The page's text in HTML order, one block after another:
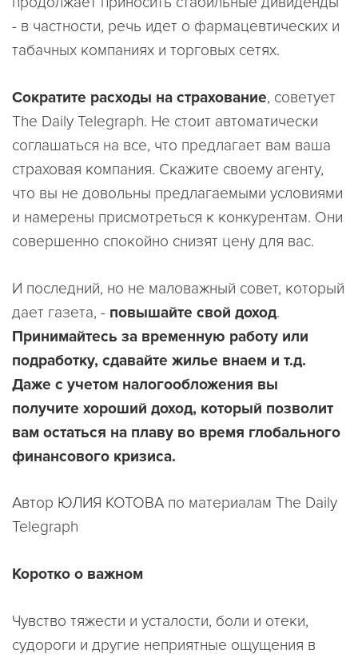
- в частности, речь идет о фармацевтических и
табачных компаниях и торговых сетях.
Сократите расходы на страхование, советует
The Daily Telegraph. Не стоит автоматически
соглашаться на все, что предлагает вам ваша
страховая компания. Скажите своему агенту,
что вы не довольны предлагаемыми условиями
и намерены присмотреться к конкурентам. Они
совершенно спокойно снизят цену для вас.
И последний, но не маловажный совет, который
дает газета, - повышайте свой доход.
Принимайтесь за временную работу или
подработку, сдавайте жилье внаем и т.д.
Даже с учетом налогообложения вы
получите хороший доход, который позволит
вам остаться на плаву во время глобального
финансового кризиса.
Автор ЮЛИЯ КОТОВА по материалам The Daily
Telegraph
Коротко о важном
Чувство тяжести и усталости, боли и отеки,
судороги и другие неприятные ощущения в